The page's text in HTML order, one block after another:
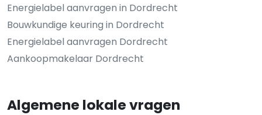
Energielabel aanvragen in Dordrecht
Bouwkundige keuring in Dordrecht
Energielabel aanvragen Dordrecht
Aankoopmakelaar Dordrecht
Algemene lokale vragen